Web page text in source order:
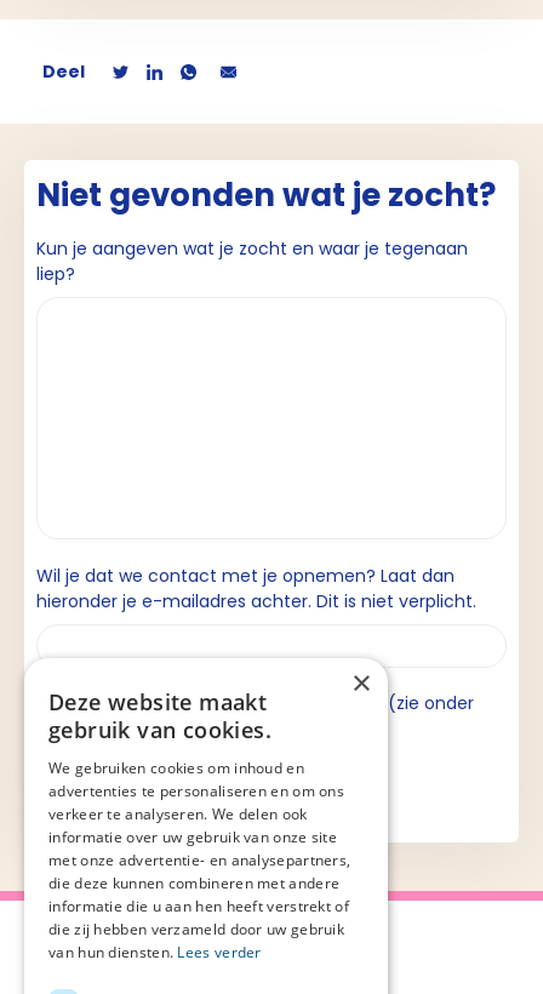
Deel
Niet gevonden wat je zocht?
Kun je aangeven wat je zocht en waar je tegenaan
liep?
Wil je dat we contact met je opnemen? Laat dan
hieronder je e-mailadres achter. Dit is niet verplicht.
Ik ga akkoord met de privacyverklaring (zie onder
aan de pagina).
×
Deze website maakt
gebruik van cookies.
We gebruiken cookies om inhoud en
advertenties te personaliseren en om ons
verkeer te analyseren. We delen ook
informatie over uw gebruik van onze site
met onze advertentie- en analysepartners,
die deze kunnen combineren met andere
informatie die u aan hen heeft verstrekt of
die zij hebben verzameld door uw gebruik
van hun diensten. Lees verder